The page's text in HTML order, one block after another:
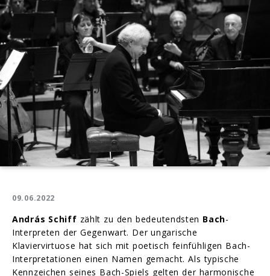
09.06.2022
András Schiff zählt zu den bedeutendsten Bach-
Interpreten der Gegenwart. Der ungarische
Klaviervirtuose hat sich mit poetisch feinfühligen Bach-
Interpretationen einen Namen gemacht. Als typische
Kennzeichen seines Bach-Spiels gelten der harmonische